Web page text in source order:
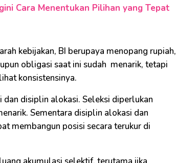
Cara Menentukan Pilihan yang Tepat
kebijakan, BI berupaya menopang rupiah,
obligasi saat ini sudah menarik, tetapi
konsistensinya.
dan disiplin alokasi. Seleksi diperlukan
Sementara disiplin alokasi dan
membangun posisi secara terukur di